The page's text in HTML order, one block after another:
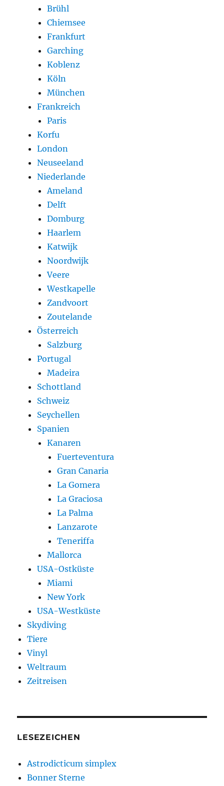
Brühl
Chiemsee
Frankfurt
Garching
Koblenz
Köln
München
Frankreich
Paris
Korfu
London
Neuseeland
Niederlande
Ameland
Delft
Domburg
Haarlem
Katwijk
Noordwijk
Veere
Westkapelle
Zandvoort
Zoutelande
Österreich
Salzburg
Portugal
Madeira
Schottland
Schweiz
Seychellen
Spanien
Kanaren
Fuerteventura
Gran Canaria
La Gomera
La Graciosa
La Palma
Lanzarote
Teneriffa
Mallorca
USA-Ostküste
Miami
New York
USA-Westküste
Skydiving
Tiere
Vinyl
Weltraum
Zeitreisen
LESEZEICHEN
Astrodicticum simplex
Bonner Sterne